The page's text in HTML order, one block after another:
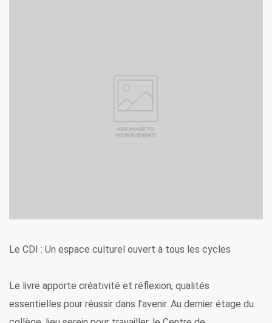
Le CDI : Un espace culturel ouvert à tous les cycles
Le livre apporte créativité et réflexion, qualités
essentielles pour réussir dans l’avenir. Au dernier étage du